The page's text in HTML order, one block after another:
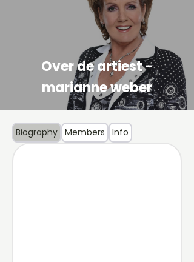
Over de artiest -
marianne weber
Biography Members Info